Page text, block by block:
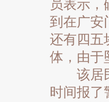
员表示
到在广安
还有四五
体，由于
该居民
时间报了